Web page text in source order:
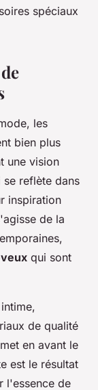
spéciaux
les
bien plus
une vision
reflète dans
inspiration
de la
qui sont
de qualité
en avant le
est le résultat
l'essence de